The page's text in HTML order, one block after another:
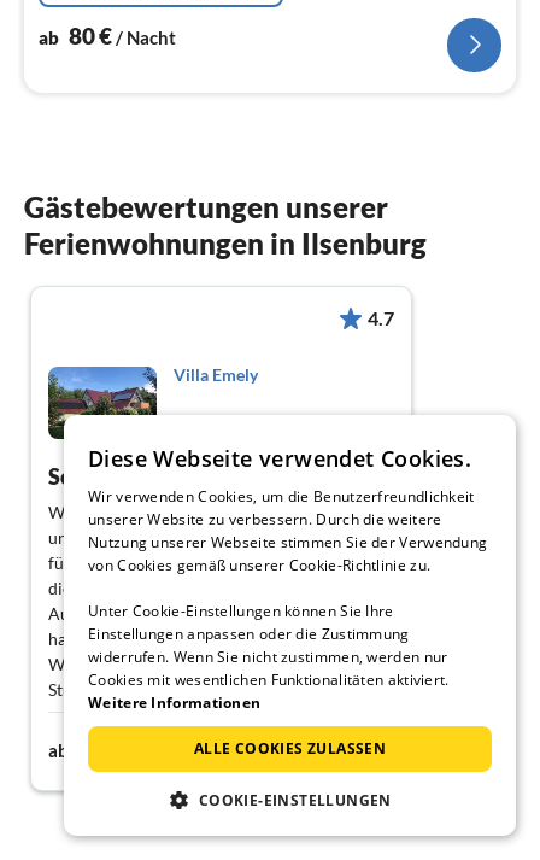
ab 80€ / Nacht
Gästebewertungen unserer
Ferienwohnungen in Ilsenburg
4.7
Villa Emely
Schönes Ferienhaus für die große Familie
Wir haben das Weihnachtsfest dort verbracht
und für ein Familientreffen genutzt. Wir
fühlten uns sehr wohl und haben besonders
die großzügige Raumaufteilung und die gute
Ausstattung genossen. Jede kleine Familie
hatten ihren Rückzugsort, und das geräumige
Wohnzimmer bot Platz für gemeinsame
Stunden. Klare Empfehlung.
ab 260€ Nacht
Diese Webseite verwendet Cookies.
Wir verwenden Cookies, um die Benutzerfreundlichkeit
unserer Website zu verbessern. Durch die weitere
Nutzung unserer Webseite stimmen Sie der Verwendung
von Cookies gemäß unserer Cookie-Richtlinie zu.
Unter Cookie-Einstellungen können Sie Ihre
Einstellungen anpassen oder die Zustimmung
widerrufen. Wenn Sie nicht zustimmen, werden nur
Cookies mit wesentlichen Funktionalitäten aktiviert.
Weitere Informationen
ALLE COOKIES ZULASSEN
COOKIE-EINSTELLUNGEN